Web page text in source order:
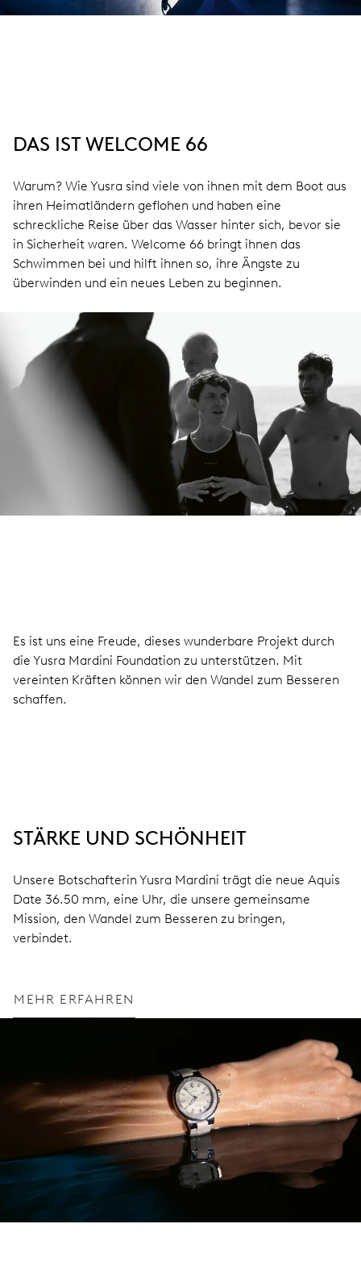
DAS IST WELCOME 66
Warum? Wie Yusra sind viele von ihnen mit dem Boot aus
ihren Heimatländern geflohen und haben eine
schreckliche Reise über das Wasser hinter sich, bevor sie
in Sicherheit waren. Welcome 66 bringt ihnen das
Schwimmen bei und hilft ihnen so, ihre Ängste zu
überwinden und ein neues Leben zu beginnen.
Es ist uns eine Freude, dieses wunderbare Projekt durch
die Yusra Mardini Foundation zu unterstützen. Mit
vereinten Kräften können wir den Wandel zum Besseren
schaffen.
STÄRKE UND SCHÖNHEIT
Unsere Botschafterin Yusra Mardini trägt die neue Aquis
Date 36.50 mm, eine Uhr, die unsere gemeinsame
Mission, den Wandel zum Besseren zu bringen,
verbindet.
MEHR ERFAHREN